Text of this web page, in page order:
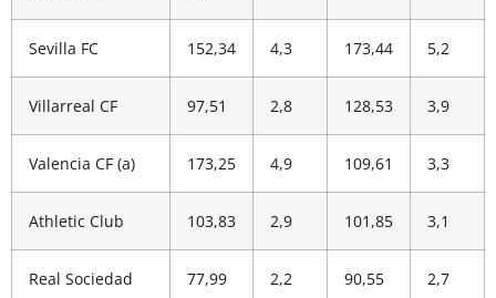
Sevilla FC 152,34 4,3 173,44 5,2
Villarreal CF 97,51 2,8 128,53 3,9
Valencia CF (a) 173,25 4,9 109,61 3,3
Athletic Club 103,83 2,9 101,85 3,1
Real Sociedad 77,99 2,2 90,55 2,7